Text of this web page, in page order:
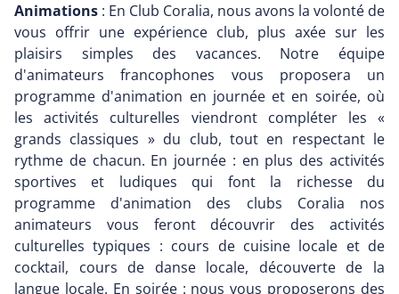
Animations : En Club Coralia, nous avons la volonté de
vous offrir une expérience club, plus axée sur les
plaisirs simples des vacances. Notre équipe
d'animateurs francophones vous proposera un
programme d'animation en journée et en soirée, où
les activités culturelles viendront compléter les «
grands classiques » du club, tout en respectant le
rythme de chacun. En journée : en plus des activités
sportives et ludiques qui font la richesse du
programme d'animation des clubs Coralia nos
animateurs vous feront découvrir des activités
culturelles typiques : cours de cuisine locale et de
cocktail, cours de danse locale, découverte de la
langue locale. En soirée : nous vous proposerons des